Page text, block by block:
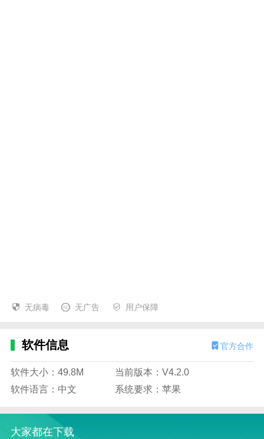
无病毒 无广告 用户保障
软件信息 官方合作
软件大小：49.8M
当前版本：V4.2.0
软件语言：中文
系统要求：苹果
大家都在下载